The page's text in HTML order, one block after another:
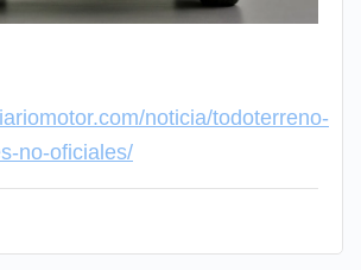
noticia/todoterreno-
no-oficiales/